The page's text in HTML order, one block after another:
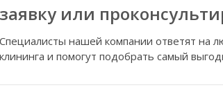
заявку или
Специалисты нашей компании ответят на
клининга и помогут подобрать самый